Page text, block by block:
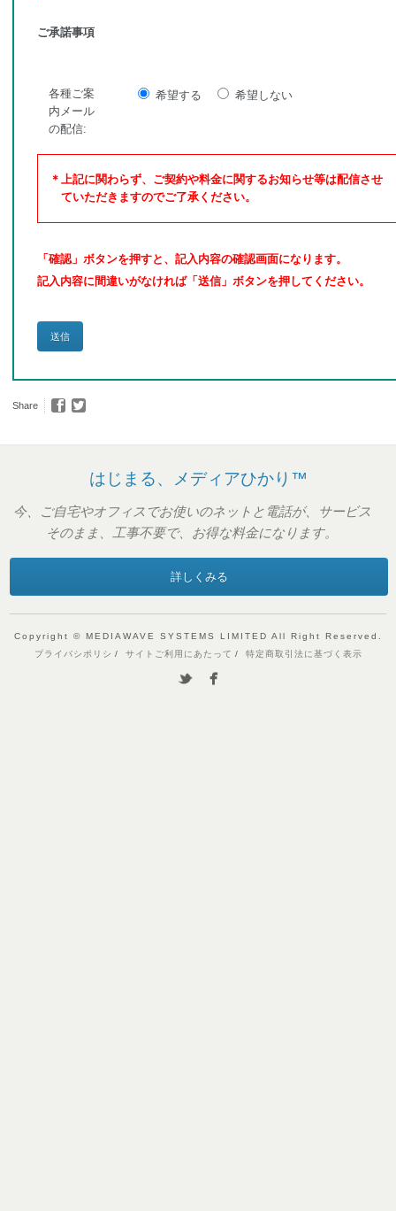
ご承諾事項
各種ご案
内メール
の配信:
希望する 希望しない
＊上記に関わらず、ご契約や料金に関するお知らせ等は配信させ
ていただきますのでご了承ください。
「確認」ボタンを押すと、記入内容の確認画面になります。
記入内容に間違いがなければ「送信」ボタンを押してください。
Share
はじまる、メディアひかり™
今、ご自宅やオフィスでお使いのネットと電話が、サービス
そのまま、工事不要で、お得な料金になります。
詳しくみる
Copyright © MEDIAWAVE SYSTEMS LIMITED All Right Reserved.
プライバシポリシ
サイトご利用にあたって 特定商取引法に基づく表示